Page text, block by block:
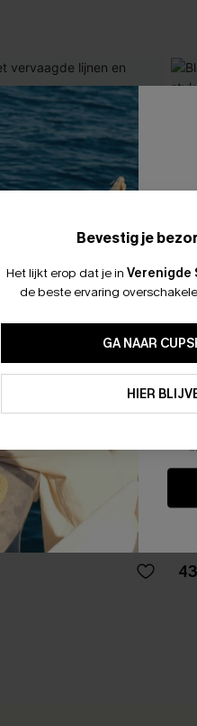
vervaagde lijnen en
Bevestig je
Het lijkt erop dat je in Verenigde
de beste ervaring
GA NAAR
HIER